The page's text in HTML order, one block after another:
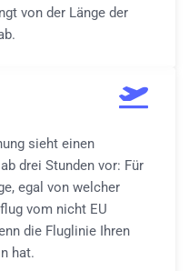
von der Länge der
sieht einen
drei Stunden vor: Für
egal von welcher
vom nicht EU
die Fluglinie Ihren
hat.